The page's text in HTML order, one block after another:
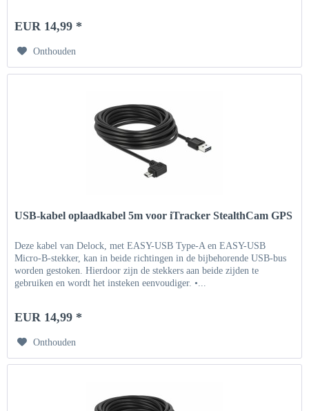
EUR 14,99 *
Onthouden
USB-kabel oplaadkabel 5m voor iTracker StealthCam GPS
Deze kabel van Delock, met EASY-USB Type-A en EASY-USB
Micro-B-stekker, kan in beide richtingen in de bijbehorende USB-bus
worden gestoken. Hierdoor zijn de stekkers aan beide zijden te
gebruiken en wordt het insteken eenvoudiger. •...
EUR 14,99 *
Onthouden